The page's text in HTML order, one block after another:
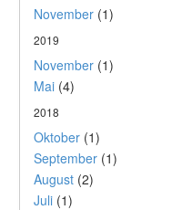
November (1)
2019
November (1)
Mai (4)
2018
Oktober (1)
September (1)
August (2)
Juli (1)